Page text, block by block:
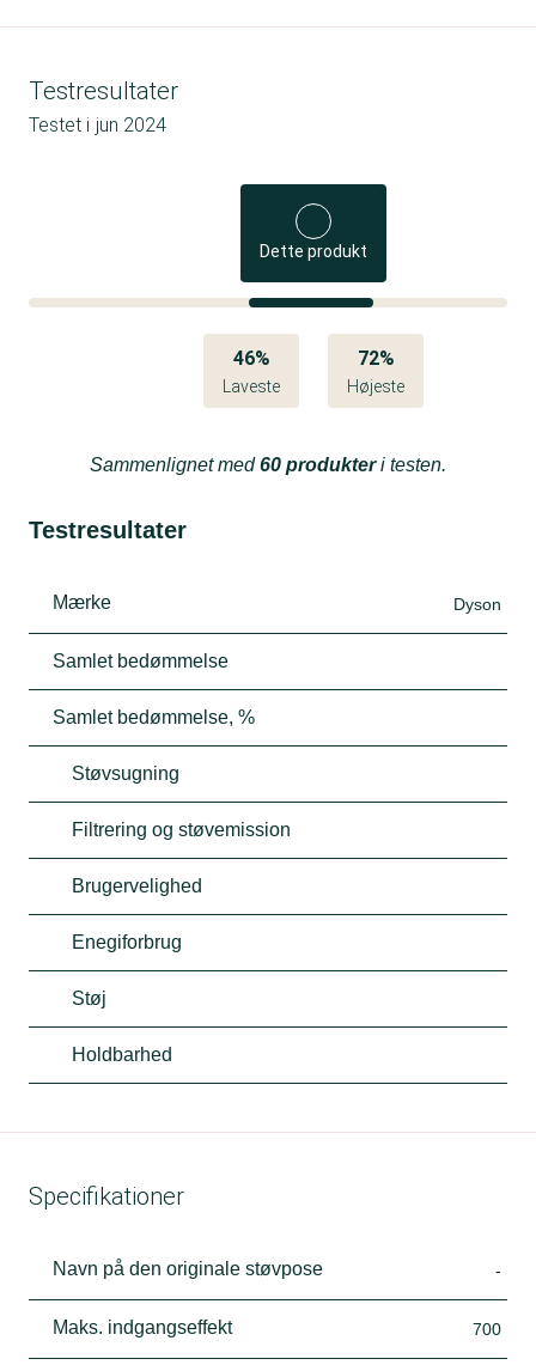
Testresultater
Testet i jun 2024
Dette produkt
46%
Laveste
72%
Højeste
Sammenlignet med60 produkteri testen.
Testresultater
Mærke Dyson
Samlet bedømmelse
Samlet bedømmelse, %
Støvsugning
Filtrering og støvemission
Brugervelighed
Enegiforbrug
Støj
Holdbarhed
Specifikationer
Navn på den originale støvpose -
Maks. indgangseffekt 700